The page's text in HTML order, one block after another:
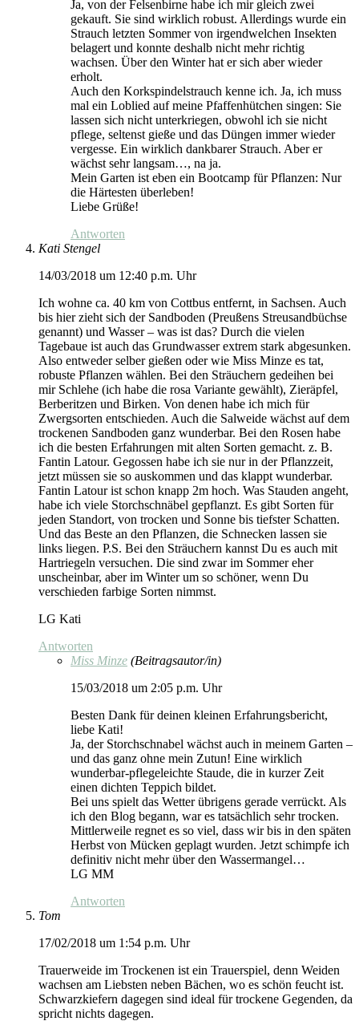
Ja, von der Felsenbirne habe ich mir gleich zwei
gekauft. Sie sind wirklich robust. Allerdings wurde ein
Strauch letzten Sommer von irgendwelchen Insekten
belagert und konnte deshalb nicht mehr richtig
wachsen. Über den Winter hat er sich aber wieder
erholt.
Auch den Korkspindelstrauch kenne ich. Ja, ich muss
mal ein Loblied auf meine Pfaffenhütchen singen: Sie
lassen sich nicht unterkriegen, obwohl ich sie nicht
pflege, seltenst gieße und das Düngen immer wieder
vergesse. Ein wirklich dankbarer Strauch. Aber er
wächst sehr langsam…, na ja.
Mein Garten ist eben ein Bootcamp für Pflanzen: Nur
die Härtesten überleben!
Liebe Grüße!
Antworten
Kati Stengel
14/03/2018 um 12:40 p.m. Uhr
Ich wohne ca. 40 km von Cottbus entfernt, in Sachsen. Auch
bis hier zieht sich der Sandboden (Preußens Streusandbüchse
genannt) und Wasser – was ist das? Durch die vielen
Tagebaue ist auch das Grundwasser extrem stark abgesunken.
Also entweder selber gießen oder wie Miss Minze es tat,
robuste Pflanzen wählen. Bei den Sträuchern gedeihen bei
mir Schlehe (ich habe die rosa Variante gewählt), Zieräpfel,
Berberitzen und Birken. Von denen habe ich mich für
Zwergsorten entschieden. Auch die Salweide wächst auf dem
trockenen Sandboden ganz wunderbar. Bei den Rosen habe
ich die besten Erfahrungen mit alten Sorten gemacht. z. B.
Fantin Latour. Gegossen habe ich sie nur in der Pflanzzeit,
jetzt müssen sie so auskommen und das klappt wunderbar.
Fantin Latour ist schon knapp 2m hoch. Was Stauden angeht,
habe ich viele Storchschnäbel gepflanzt. Es gibt Sorten für
jeden Standort, von trocken und Sonne bis tiefster Schatten.
Und das Beste an den Pflanzen, die Schnecken lassen sie
links liegen. P.S. Bei den Sträuchern kannst Du es auch mit
Hartriegeln versuchen. Die sind zwar im Sommer eher
unscheinbar, aber im Winter um so schöner, wenn Du
verschieden farbige Sorten nimmst.
LG Kati
Antworten
Miss Minze (Beitragsautor/in)
15/03/2018 um 2:05 p.m. Uhr
Besten Dank für deinen kleinen Erfahrungsbericht,
liebe Kati!
Ja, der Storchschnabel wächst auch in meinem Garten –
und das ganz ohne mein Zutun! Eine wirklich
wunderbar-pflegeleichte Staude, die in kurzer Zeit
einen dichten Teppich bildet.
Bei uns spielt das Wetter übrigens gerade verrückt. Als
ich den Blog begann, war es tatsächlich sehr trocken.
Mittlerweile regnet es so viel, dass wir bis in den späten
Herbst von Mücken geplagt wurden. Jetzt schimpfe ich
definitiv nicht mehr über den Wassermangel…
LG MM
Antworten
Tom
17/02/2018 um 1:54 p.m. Uhr
Trauerweide im Trockenen ist ein Trauerspiel, denn Weiden
wachsen am Liebsten neben Bächen, wo es schön feucht ist.
Schwarzkiefern dagegen sind ideal für trockene Gegenden, da
spricht nichts dagegen.